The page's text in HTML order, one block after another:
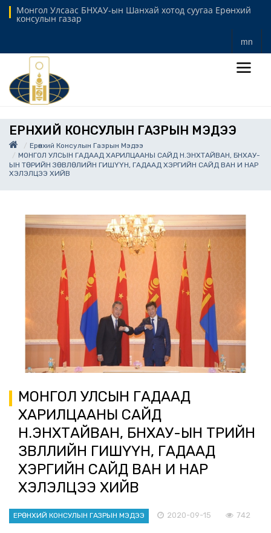
Монгол Улсаас БНХАУ-ын Шанхай хотод суугаа Ерөнхий
консулын газар
mn
ЕРӨНХИЙ КОНСУЛЫН ГАЗРЫН МЭДЭЭ
Ерөнхий Консулын Газрын Мэдээ
МОНГОЛ УЛСЫН ГАДААД ХАРИЛЦААНЫ САЙД Н.ЭНХТАЙВАН, БНХАУ-
ЫН ТӨРИЙН ЗӨВЛӨЛИЙН ГИШҮҮН, ГАДААД ХЭРГИЙН САЙД ВАН И НАР
ХЭЛЭЛЦЭЭ ХИЙВ
МОНГОЛ УЛСЫН ГАДААД
ХАРИЛЦААНЫ САЙД
Н.ЭНХТАЙВАН, БНХАУ-ЫН ТӨРИЙН
ЗӨВЛӨЛИЙН ГИШҮҮН, ГАДААД
ХЭРГИЙН САЙД ВАН И НАР
ХЭЛЭЛЦЭЭ ХИЙВ
ЕРӨНХИЙ КОНСУЛЫН ГАЗРЫН МЭДЭЭ 2020-09-15 742